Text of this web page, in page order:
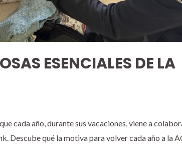
ESENCIALES DE LA
cada año, durante sus vacaciones, viene a
Descube qué la motiva para volver cada año a la